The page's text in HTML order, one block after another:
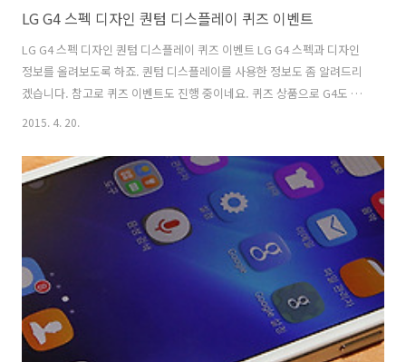
LG G4 스펙 디자인 퀀텀 디스플레이 퀴즈 이벤트
LG G4 스펙 디자인 퀀텀 디스플레이 퀴즈 이벤트 LG G4 스펙과 디자인
정보를 올려보도록 하죠. 퀀텀 디스플레이를 사용한 정보도 좀 알려드리
겠습니다. 참고로 퀴즈 이벤트도 진행 중이네요. 퀴즈 상품으로 G4도 준
다고 하니 응모해보세요. 소문만 무성한 가운데 정보가 먼저 나와버렸죠.
해상도로 나와서 지금 경쟁상대인 갤럭시S6과 같은 해상도 입니다. 그런
데 화면이 5.5인치로 조금 더 큽니다. 퀀텀 디스플레이를 사용해서 전보
다 좀 더 밝아진 화면과 넓은 색범위를 가지고 있는게 특징인데요. LG
G4 스펙 에서 또 눈에 띄는 부분은 카메라 부분과 배터리 그리고 재질입
니다. 전면카메라 화소가 800만이나 됩니다. 상당히 높혔네요. 카..
2015. 4. 20.